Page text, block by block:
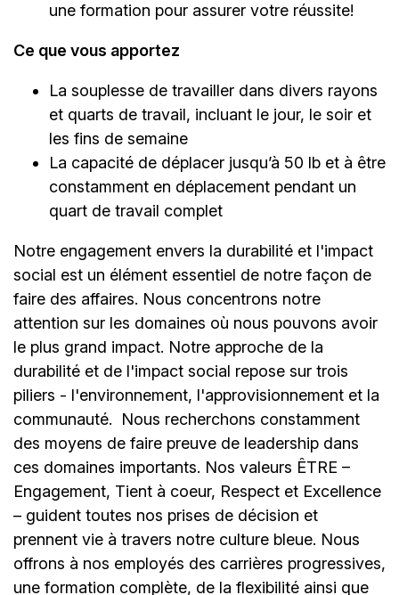
une formation pour assurer votre réussite!
Ce que vous apportez
La souplesse de travailler dans divers rayons
et quarts de travail, incluant le jour, le soir et
les fins de semaine
La capacité de déplacer jusqu’à 50 lb et à être
constamment en déplacement pendant un
quart de travail complet
Notre engagement envers la durabilité et l'impact
social est un élément essentiel de notre façon de
faire des affaires. Nous concentrons notre
attention sur les domaines où nous pouvons avoir
le plus grand impact. Notre approche de la
durabilité et de l'impact social repose sur trois
piliers - l'environnement, l'approvisionnement et la
communauté.
Nous recherchons constamment
des moyens de faire preuve de leadership dans
ces domaines importants. Nos valeurs ÊTRE –
Engagement, Tient à coeur, Respect et Excellence
– guident toutes nos prises de décision et
prennent vie à travers notre culture bleue. Nous
offrons à nos employés des carrières progressives,
une formation complète, de la flexibilité ainsi que